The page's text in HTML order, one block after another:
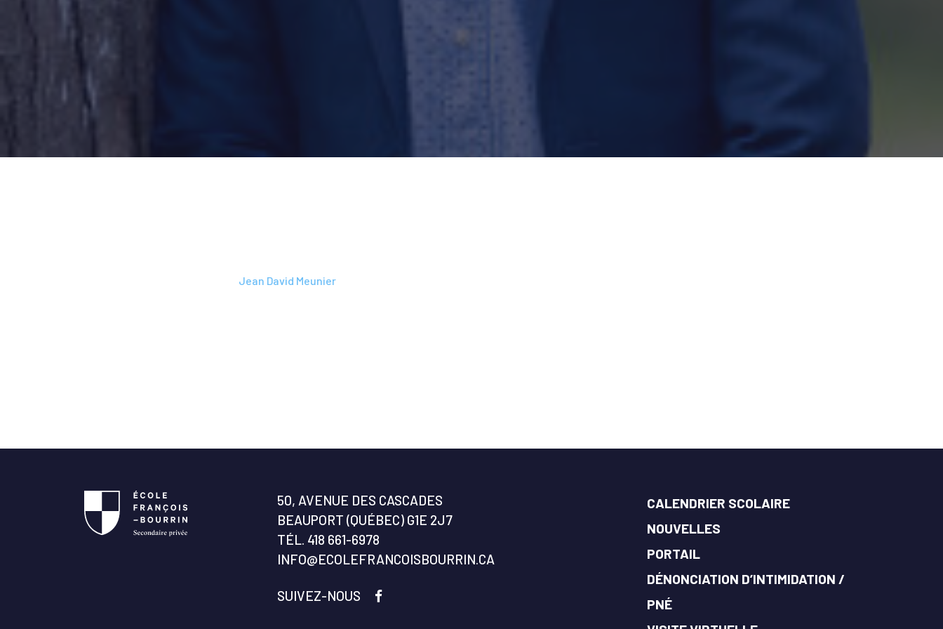
Jean David Meunier
50, AVENUE DES CASCADES
BEAUPORT (QUÉBEC) G1E 2J7
TÉL. 418 661-6978
INFO@ECOLEFRANCOISBOURRIN.CA
SUIVEZ-NOUS
CALENDRIER SCOLAIRE
NOUVELLES
PORTAIL
DÉNONCIATION D’INTIMIDATION /
PNÉ